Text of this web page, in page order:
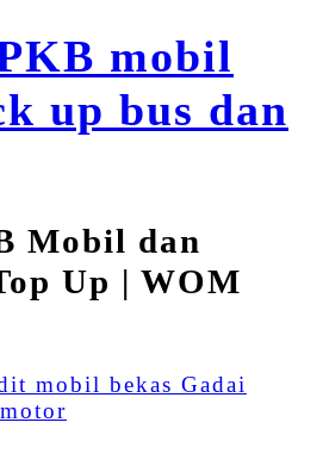
Mobil dan
Up | WOM